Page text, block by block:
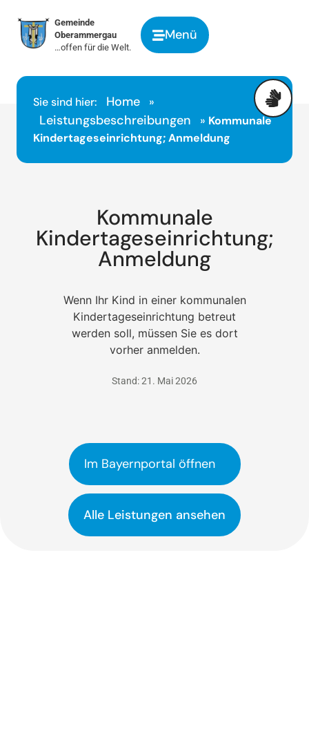
springen
Gemeinde
Oberammergau
…offen für die Welt.
Menü
Sie sind hier: Home »
Leistungsbeschreibungen » Kommunale
Kindertageseinrichtung; Anmeldung
Kommunale
Kindertageseinrichtung;
Anmeldung
Wenn Ihr Kind in einer kommunalen
Kindertageseinrichtung betreut
werden soll, müssen Sie es dort
vorher anmelden.
Stand: 21. Mai 2026
Im Bayernportal öffnen
Alle Leistungen ansehen